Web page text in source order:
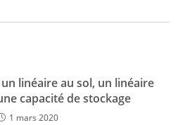
linéaire au sol, un linéaire
capacité de stockage
1 mars 2020